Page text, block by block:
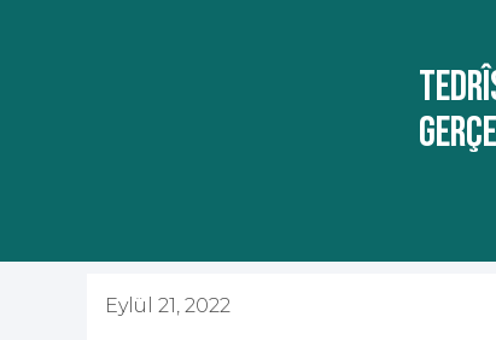
Eylül 21, 2022